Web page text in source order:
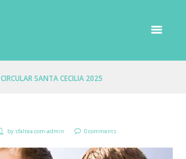
CIRCULAR SANTA CECILIA 2025
by sfaltea.com-admin 0 comments